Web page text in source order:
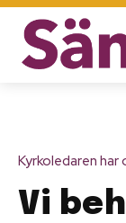
Kyrkoledaren har
Vi